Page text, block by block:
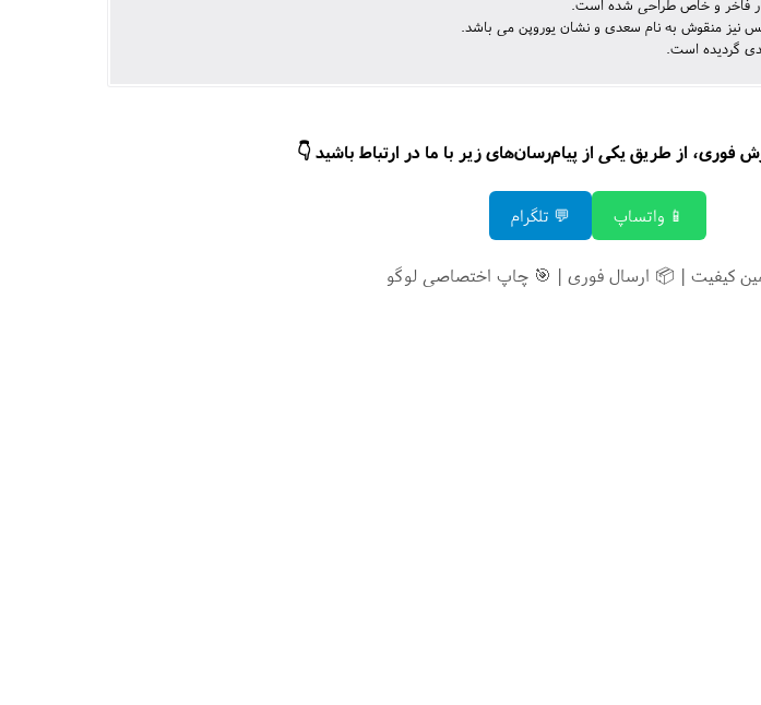
نیز منقوش به نام سعدی و نشان یوروپن می باشد.
گردیده است.
فوری، از طریق یکی از پیام‌رسان‌های زیر با ما در ارتباط باشید 👇
📱 واتساپ 💬 تلگرام
کیفیت | 📦 ارسال فوری | 🎯 چاپ اختصاصی لوگو